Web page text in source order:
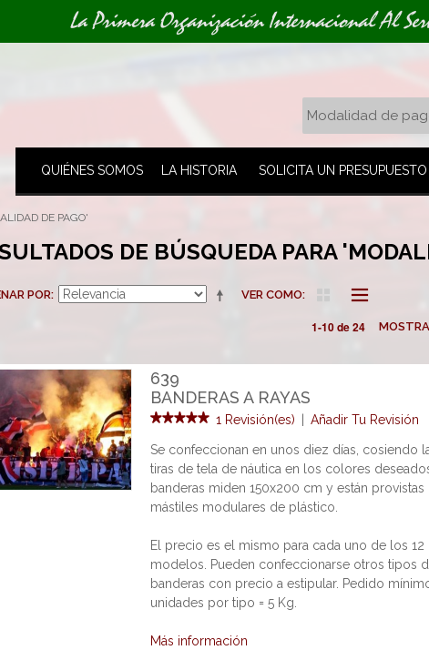
La Primera Organización Internacional Al
QUIÉNES SOMOS LA HISTORIA SOLICITA UN PRESUPUESTO
DE PAGO'
DE BÚSQUEDA PARA
VER COMO
POR
1-10 de 24
639
BANDERAS A RAYAS
1 Revisión(es) Añadir Tu Revisión
Se confeccionan en unos diez días, cosiendo
tiras de tela de náutica en los colores
banderas miden 150x200 cm y están provistas
mástiles modulares de plástico.
El precio es el mismo para cada uno de los 12
modelos. Pueden confeccionarse otros tipos
banderas con precio a estipular. Pedido
unidades por tipo = 5 Kg.
Más información